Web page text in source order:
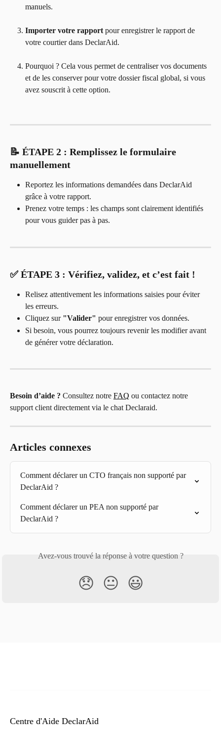
manuels.
Importer votre rapport pour enregistrer le rapport de
votre courtier dans DeclarAid.
Pourquoi ? Cela vous permet de centraliser vos documents
et de les conserver pour votre dossier fiscal global, si vous
avez souscrit à cette option.
📝 ÉTAPE 2 : Remplissez le formulaire
manuellement
Reportez les informations demandées dans DeclarAid
grâce à votre rapport.
Prenez votre temps : les champs sont clairement identifiés
pour vous guider pas à pas.
✅ ÉTAPE 3 : Vérifiez, validez, et c’est fait !
Relisez attentivement les informations saisies pour éviter
les erreurs.
Cliquez sur "Valider" pour enregistrer vos données.
Si besoin, vous pourrez toujours revenir les modifier avant
de générer votre déclaration.
Besoin d’aide ? Consultez notre FAQ ou contactez notre
support client directement via le chat Declaraid.
Articles connexes
Comment déclarer un CTO français non supporté par
DeclarAid ?
Comment déclarer un PEA non supporté par
DeclarAid ?
Avez-vous trouvé la réponse à votre question ?
😞 😐 😃
Centre d'Aide DeclarAid